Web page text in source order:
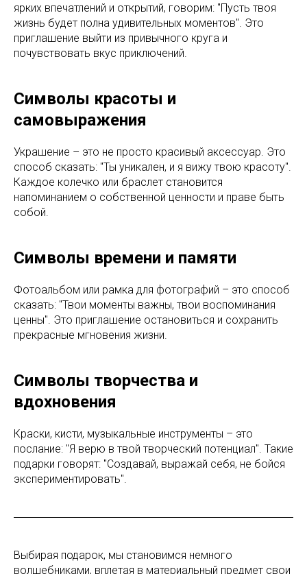
ярких впечатлений и открытий, говорим: "Пусть твоя
жизнь будет полна удивительных моментов". Это
приглашение выйти из привычного круга и
почувствовать вкус приключений.
Символы красоты и
самовыражения
Украшение – это не просто красивый аксессуар. Это
способ сказать: "Ты уникален, и я вижу твою красоту".
Каждое колечко или браслет становится
напоминанием о собственной ценности и праве быть
собой.
Символы времени и памяти
Фотоальбом или рамка для фотографий – это способ
сказать: "Твои моменты важны, твои воспоминания
ценны". Это приглашение остановиться и сохранить
прекрасные мгновения жизни.
Символы творчества и
вдохновения
Краски, кисти, музыкальные инструменты – это
послание: "Я верю в твой творческий потенциал". Такие
подарки говорят: "Создавай, выражай себя, не бойся
экспериментировать".
Выбирая подарок, мы становимся немного
волшебниками, вплетая в материальный предмет свои